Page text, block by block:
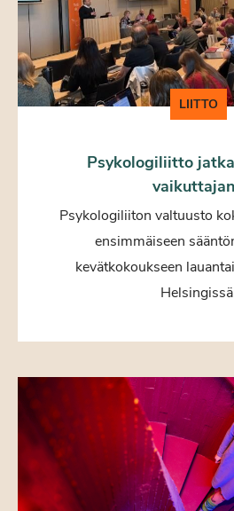
LIITTO
Psykologiliitto
Psykologiliiton valtuusto
ensimmäiseen
kevätkokoukseen